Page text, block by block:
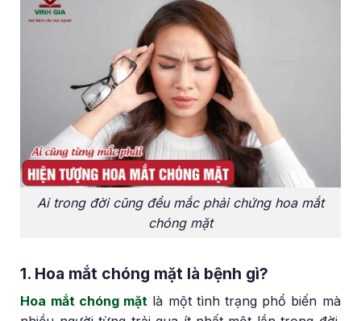
Ai trong đời cũng đều mắc phải chứng hoa mắt
chóng mặt
1. Hoa mắt chóng mặt là bệnh gì?
Hoa mắt chóng mặt là một tình trạng phổ biến mà